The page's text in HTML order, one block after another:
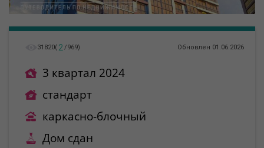
31820( 2 /969) Обновлен 01.06.2026
3 квартал 2024
стандарт
каркасно-блочный
Дом сдан